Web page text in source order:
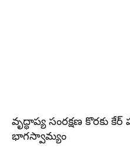
వృద్ధాప్య సంరక్షణ కొరకు
భాగస్వామ్యం